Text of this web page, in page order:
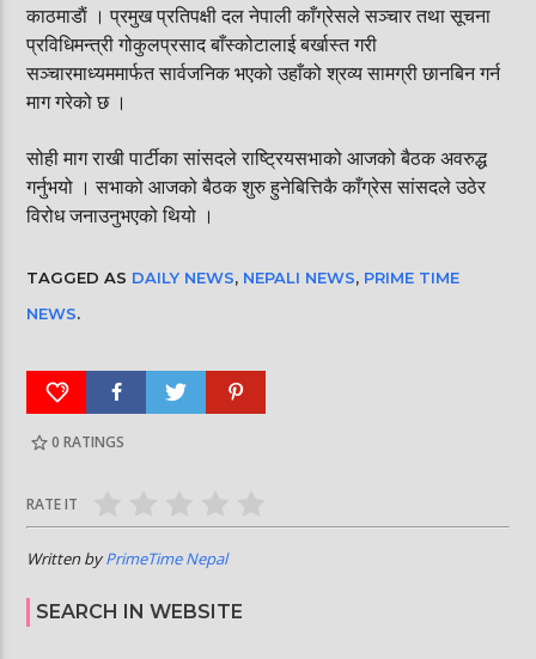
काठमाडाैं । प्रमुख प्रतिपक्षी दल नेपाली काँग्रेसले सञ्चार तथा सूचना
प्रविधिमन्त्री गोकुलप्रसाद बाँस्कोटालाई बर्खास्त गरी
सञ्चारमाध्यममार्फत सार्वजनिक भएको उहाँको श्रव्य सामग्री छानबिन गर्न
माग गरेको छ ।
सोही माग राखी पार्टीका सांसदले राष्ट्रियसभाको आजको बैठक अवरुद्ध
गर्नुभयो । सभाको आजको बैठक शुरु हुनेबित्तिकै काँग्रेस सांसदले उठेर
विरोध जनाउनुभएको थियो ।
TAGGED AS DAILY NEWS, NEPALI NEWS, PRIME TIME
NEWS.
0 RATINGS
RATE IT
Written byPrimeTime Nepal
SEARCH IN WEBSITE